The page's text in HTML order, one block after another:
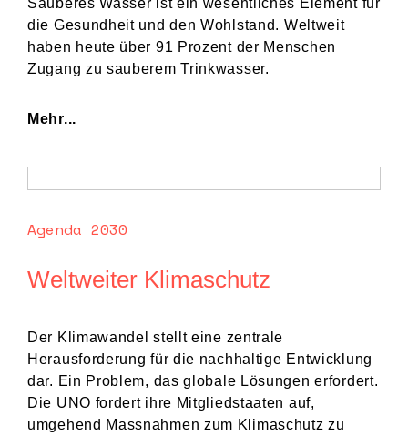
Sauberes Wasser ist ein wesentliches Element für
die Gesundheit und den Wohlstand. Weltweit
haben heute über 91 Prozent der Menschen
Zugang zu sauberem Trinkwasser.
Mehr...
Agenda 2030
Weltweiter Klimaschutz
Der Klimawandel stellt eine zentrale
Herausforderung für die nachhaltige Entwicklung
dar. Ein Problem, das globale Lösungen erfordert.
Die UNO fordert ihre Mitgliedstaaten auf,
umgehend Massnahmen zum Klimaschutz zu